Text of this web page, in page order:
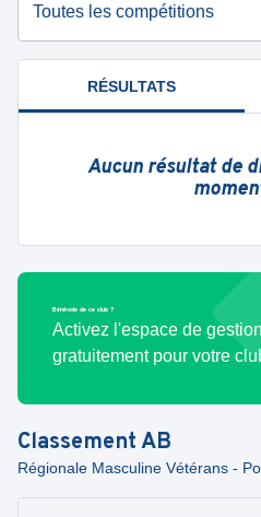
Toutes les compétitions
RÉSULTATS
Aucun résultat de
Bénévole de ce club ?
Activez l'espace de gestion
gratuitement pour votre
ClassementAB
Régionale Masculine Vétérans -